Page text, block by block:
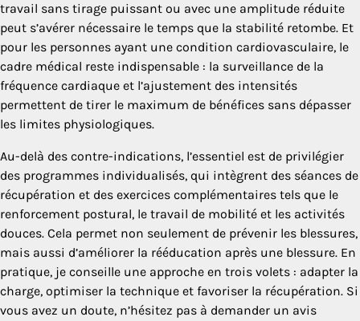
travail sans tirage puissant ou avec une amplitude réduite
peut s’avérer nécessaire le temps que la stabilité retombe. Et
pour les personnes ayant une condition cardiovasculaire, le
cadre médical reste indispensable : la surveillance de la
fréquence cardiaque et l’ajustement des intensités
permettent de tirer le maximum de bénéfices sans dépasser
les limites physiologiques.
Au-delà des contre-indications, l’essentiel est de privilégier
des programmes individualisés, qui intègrent des séances de
récupération et des exercices complémentaires tels que le
renforcement postural, le travail de mobilité et les activités
douces. Cela permet non seulement de prévenir les blessures,
mais aussi d’améliorer la rééducation après une blessure. En
pratique, je conseille une approche en trois volets : adapter la
charge, optimiser la technique et favoriser la récupération. Si
vous avez un doute, n’hésitez pas à demander un avis